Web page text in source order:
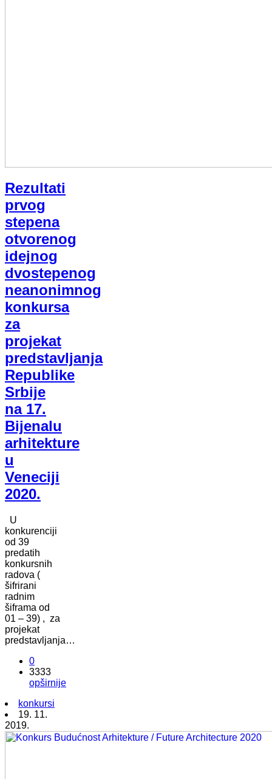
Rezultati
prvog
stepena
otvorenog
idejnog
dvostepenog
neanonimnog
konkursa
za
projekat
predstavljanja
Republike
Srbije
na 17.
Bijenalu
arhitekture
u
Veneciji
2020.
U
konkurenciji
od 39
predatih
konkursnih
radova (
šifrirani
radnim
šiframa od
01 – 39) , za
projekat
predstavljanja…
0
3333
opširnije
konkursi
19. 11.
2019.